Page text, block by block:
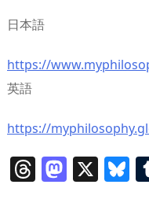
日本語
https://
英語
https://
T M X